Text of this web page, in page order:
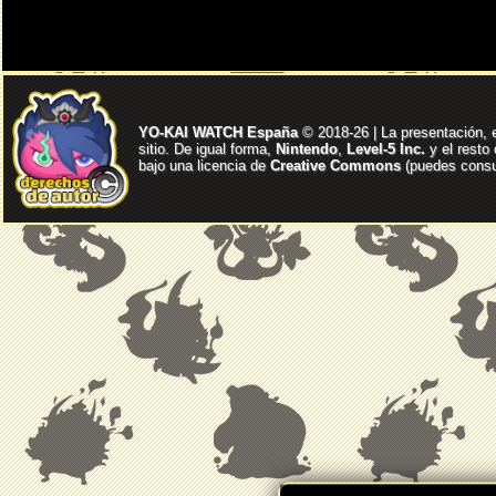
YO-KAI WATCH España© 2018-26 | La presentación,
sitio. De igual forma, Nintendo, Level-5 Inc. y el resto
bajo una licencia deCreative Commons(puedes